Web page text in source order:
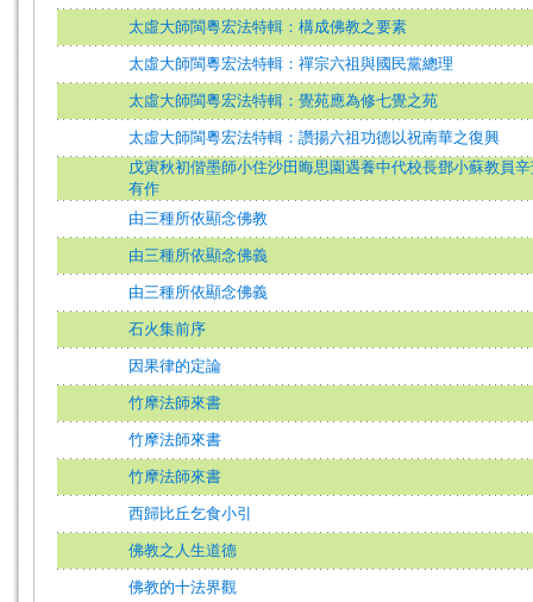
太虛大師閩粵宏法特輯：構成佛教之要素
太虛大師閩粵宏法特輯：禪宗六祖與國民黨總理
太虛大師閩粵宏法特輯：覺苑應為修七覺之苑
太虛大師閩粵宏法特輯：讚揚六祖功德以祝南華之復興
戊寅秋初偕墨師小住沙田晦思園遇養中代校長鄧小蘇教員
有作
由三種所依顯念佛教
由三種所依顯念佛義
由三種所依顯念佛義
石火集前序
因果律的定論
竹摩法師來書
竹摩法師來書
竹摩法師來書
西歸比丘乞食小引
佛教之人生道德
佛教的十法界觀